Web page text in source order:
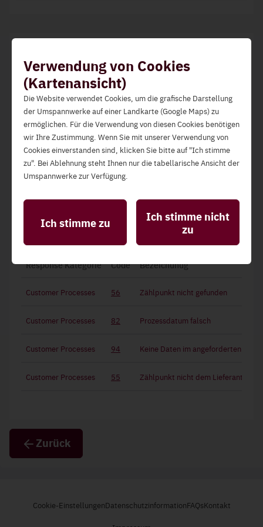
Sender Empfänger
Verteilernetzbetreiber Lieferant
Zugewiesenes Schema
Schema
Responsecodes
Response Kategorie Code Bezeichunug
Customer Processes 56 Zählpunkt nicht gefunden
Customer Processes 82 Prozessdatum falsch
Customer Processes 94 Keine Daten im angeforderten
Customer Processes 55 Zählpunkt nicht dem Lieferanten
Zurück
Cookie-EinstellungenDatenschutzinformationFAQsKontakt
Verwendung von Cookies
(Kartenansicht)
Die Website verwendet Cookies, um die grafische Darstellung
der Umspannwerke auf einer Landkarte (Google Maps) zu
ermöglichen. Für die Verwendung von diesen Cookies benötigen
wir Ihre Zustimmung. Wenn Sie mit unserer Verwendung von
Cookies einverstanden sind, klicken Sie bitte auf "Ich stimme
zu". Bei Ablehnung steht Ihnen nur die tabellarische Ansicht der
Umspannwerke zur Verfügung.
zur Qualitätssicherung und Verbesserung der
Diese stellen grundlegende Funktionen der Website
Ich stimme zu
Ich stimme nicht
zu